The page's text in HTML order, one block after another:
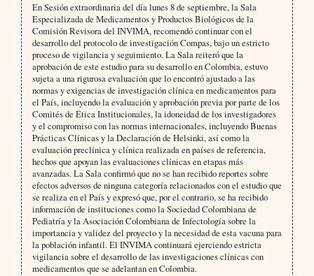
En Sesión extraordinaria del día lunes 8 de septiembre, la Sala
Especializada de Medicamentos y Productos Biológicos de la
Comisión Revisora del INVIMA, recomendó continuar con el
desarrollo del protocolo de investigación Compas, bajo un estricto
proceso de vigilancia y seguimiento. La Sala reiteró que la
aprobación de este estudio para su desarrollo en Colombia, estuvo
sujeta a una rigurosa evaluación que lo encontró ajustado a las
normas y exigencias de investigación clínica en medicamentos para
el País, incluyendo la evaluación y aprobación previa por parte de los
Comités de Ética Institucionales, la idoneidad de los investigadores
y el compromiso con las normas internacionales, incluyendo Buenas
Prácticas Clínicas y la Declaración de Helsinki, así como la
evaluación preclínica y clínica realizada en países de referencia,
hechos que apoyan las evaluaciones clínicas en etapas más
avanzadas. La Sala confirmó que no se han recibido reportes sobre
efectos adversos de ninguna categoría relacionados con el estudio que
se realiza en el País y expresó que, por el contrario, se ha recibido
información de instituciones como la Sociedad Colombiana de
Pediatría y la Asociación Colombiana de Infectología sobre la
importancia y validez del proyecto y la necesidad de esta vacuna para
la población infantil. El INVIMA continuará ejerciendo estricta
vigilancia sobre el desarrollo de las investigaciones clínicas con
medicamentos que se adelantan en Colombia.